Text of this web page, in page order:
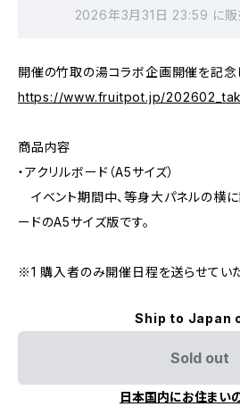
2026年3月31日 23:59 に販
開催の竹取の湯コラボ企画開催を記念
https://www.fruitpot.jp/
商品内容
・アクリルボード（A5サイズ）
イベント期間中、等身大パネルの横
ードのA5サイズ版です。
※1 購入者のみ開催日程を送らせていた
Ship to Japan
Sold out
日本国内にお住まい